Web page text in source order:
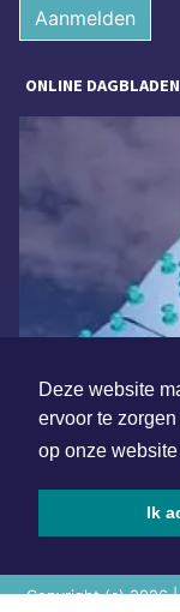
Deze website
ervoor te
op onze website
Ik
Aanmelden
ONLINE DAGBLADEN
Overige
Copyright (c) 2026 |
Algemene